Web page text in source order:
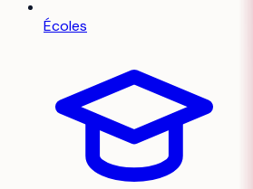
Écoles